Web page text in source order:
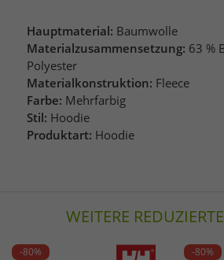
Hauptmaterial: Baumwolle
Materialzusammensetzung: 63 %
Polyester
Materialkonstruktion: Fleece
Farbe: Mehrfarbig
Stil: Hoodie
Produktart: Hoodie
WEITERE
-80% -80%